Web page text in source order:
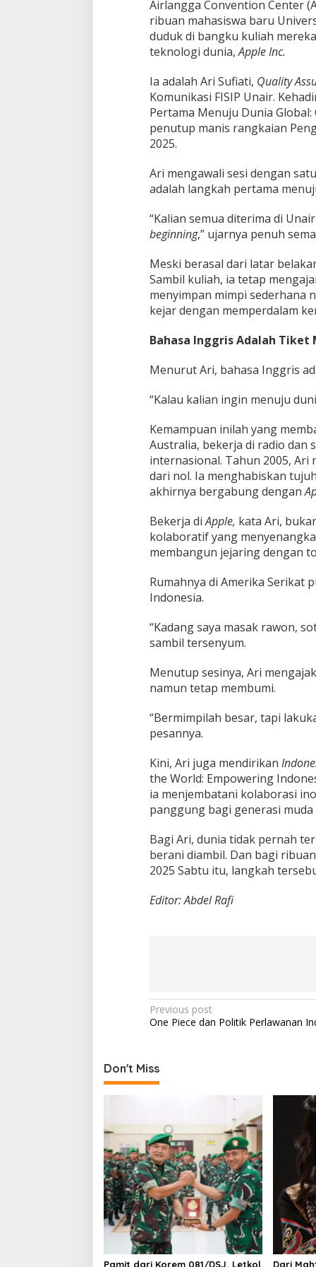
a
n
g
a
i
P
u
g
w
a
p
l
Airlangga Convention Center
ribuan mahasiswa baru
duduk di bangku kuliah
teknologi dunia,Apple Inc.
Ia adalah Ari Sufiati, Quality
Komunikasi FISIP Unair.
Pertama Menuju Dunia
penutup manis rangkaian
2025.
Ari mengawali sesi dengan
adalah langkah pertama
“Kalian semua diterima di
beginning,” ujarnya penuh
Meski berasal dari latar
Sambil kuliah, ia tetap
menyimpan mimpi sederhana
kejar dengan memperdalam
Bahasa Inggris Adalah Tiket
Menurut Ari, bahasa Inggris
“Kalau kalian ingin menuju
Kemampuan inilah yang
Australia, bekerja di radio dan
internasional. Tahun 2005, Ari
dari nol. Ia menghabiskan
akhirnya bergabung dengan
Bekerja diApple, kata Ari,
kolaboratif yang
membangun jejaring dengan
Rumahnya di Amerika Serikat
Indonesia.
“Kadang saya masak rawon,
sambil tersenyum.
Menutup sesinya, Ari
namun tetap membumi.
“Bermimpilah besar, tapi
pesannya.
Kini, Ari juga mendirikan
the World: Empowering
ia menjembatani kolaborasi
panggung bagi generasi
Bagi Ari, dunia tidak pernah
berani diambil. Dan bagi
2025 Sabtu itu, langkah
Editor: Abdel Rafi
P
o
t
n
v
i
g
a
t
i
o
Previous post
One Piece dan Politik Perlawanan
Don't Miss
Pamit dari Korem 081/DSJ, Letkol Dari